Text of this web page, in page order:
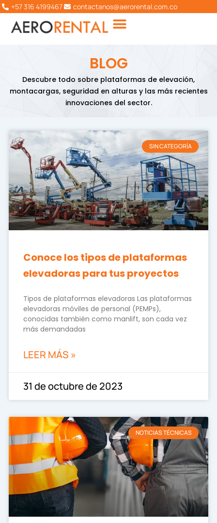
Ir
contenido
+57 316 4199467 contactanos@aerorental.com.co
BLOG
Descubre todo sobre plataformas de elevación,
montacargas, seguridad en alturas y las más recientes
innovaciones del sector.
SIN CATEGORÍA
Conoce los tipos de plataformas
elevadoras para tus proyectos
Tipos de plataformas elevadoras Las plataformas
elevadoras móviles de personal (PEMPs),
conocidas también como manlift, son cada vez
más demandadas
LEER MÁS »
31 de octubre de 2023
NOTICIAS TÉCNICAS
Página
Página
Página
PáginaPágina